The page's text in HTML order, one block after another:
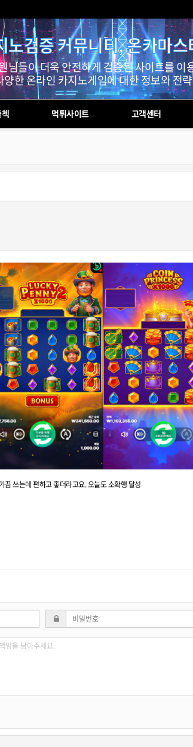
노검증 커뮤니티, 온카마
님들이 더욱 안전하게 검증된 사이트를
양한 온라인 카지노게임에 대한 정보와 전
먹튀사이트 고객센터
끔 쓰는데 편하고 좋더라고요.오늘도 소확행 달성